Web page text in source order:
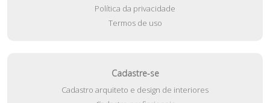
Política da privacidade
Termos de uso
Cadastre-se
Cadastro arquiteto e design de interiores